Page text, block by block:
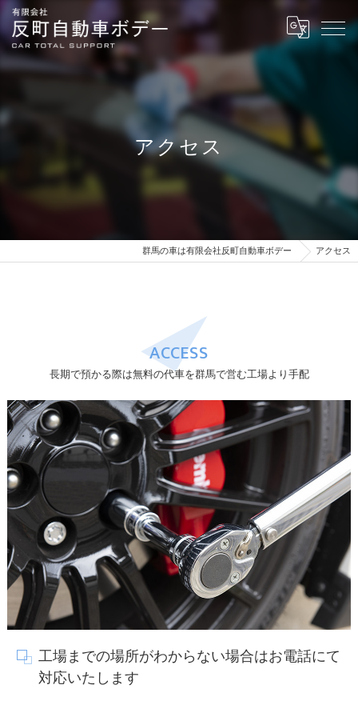
アクセス
群馬の車は有限会社反町自動車ボデー アクセス
長期で預かる際は無料の代車を群馬で営む工場より手配
ACCESS
工場までの場所がわからない場合はお電話にて
対応いたします